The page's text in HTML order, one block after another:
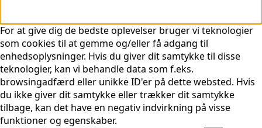
For at give dig de bedste oplevelser bruger vi teknologier
som cookies til at gemme og/eller få adgang til
enhedsoplysninger. Hvis du giver dit samtykke til disse
teknologier, kan vi behandle data som f.eks.
browsingadfærd eller unikke ID'er på dette websted. Hvis
du ikke giver dit samtykke eller trækker dit samtykke
tilbage, kan det have en negativ indvirkning på visse
funktioner og egenskaber.